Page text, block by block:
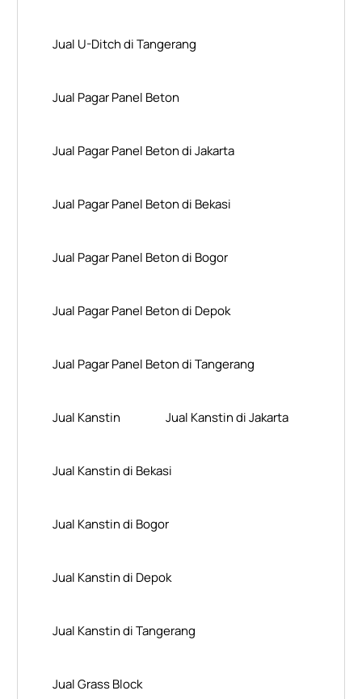
Jual U-Ditch di Tangerang
Jual Pagar Panel Beton
Jual Pagar Panel Beton di Jakarta
Jual Pagar Panel Beton di Bekasi
Jual Pagar Panel Beton di Bogor
Jual Pagar Panel Beton di Depok
Jual Pagar Panel Beton di Tangerang
Jual Kanstin Jual Kanstin di Jakarta
Jual Kanstin di Bekasi
Jual Kanstin di Bogor
Jual Kanstin di Depok
Jual Kanstin di Tangerang
Jual Grass Block